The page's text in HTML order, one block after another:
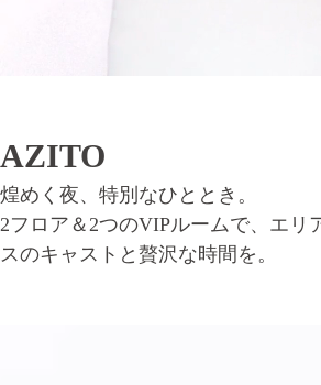
AZITO
煌めく夜、特別なひととき。
2フロア＆2つのVIPルームで、エリ
スのキャストと贅沢な時間を。